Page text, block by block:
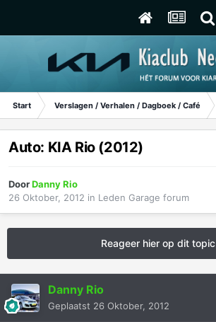
Start Verslagen / Verhalen / Dagboek / Café
Auto: KIA Rio (2012)
DoorDanny Rio
26 Oktober, 2012 in Leden Garage forum
Reageer hier op dit topic
Danny Rio
Geplaatst 26 Oktober, 2012